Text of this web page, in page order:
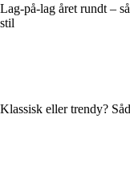
Lag-på-lag året rundt –
stil
Klassisk eller trendy?